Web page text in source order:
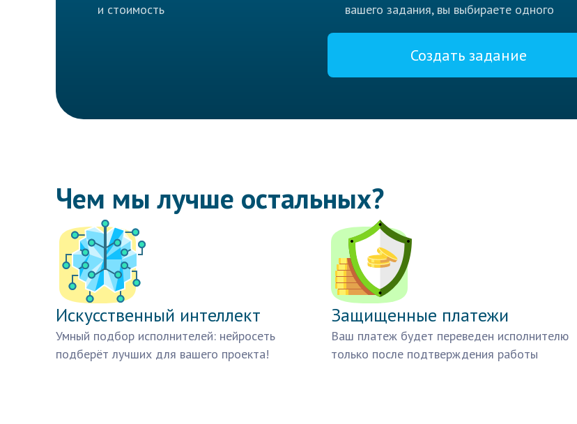
и стоимость
вашего задания, вы выбираете одного
Создать задание
Чем мы лучше остальных?
Искусственный интеллект
Умный подбор исполнителей: нейросеть
подберёт лучших для вашего проекта!
Защищенные платежи
Ваш платеж будет переведен исполнителю
только после подтверждения работы